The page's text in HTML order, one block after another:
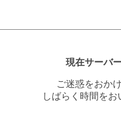
現在サーバ
ご迷惑をおか
しばらく時間を